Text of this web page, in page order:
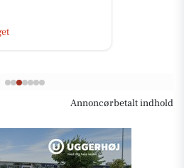
Annoncørbetalt indhold